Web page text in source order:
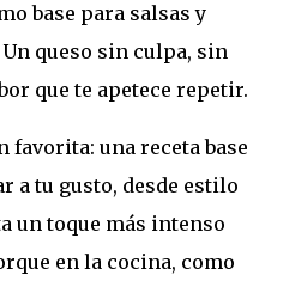
base para salsas y
queso sin culpa, sin
que te apetece repetir.
una receta base
a tu gusto, desde estilo
un toque más intenso
en la cocina, como